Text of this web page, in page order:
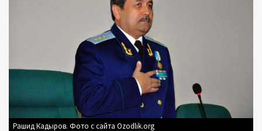
Рашид Кадыров. Фото с сайта Ozodlik.org